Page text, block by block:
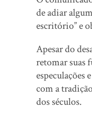
de adiar
escritório” e
Apesar do
retomar suas
especulações
com a
dos séculos.